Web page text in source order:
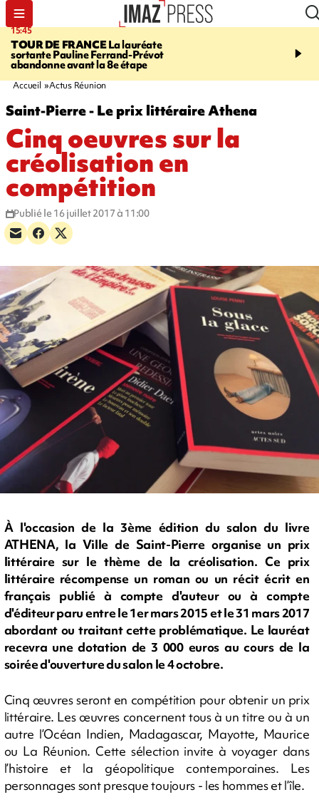
15:45
TOUR DE FRANCELa lauréate
sortante Pauline Ferrand-Prévot
abandonne avant la 8e étape
20:17
routière, concours de
Accueil Actus Réunion
Saint-Pierre - Le prix littéraire Athena
Cinq oeuvres sur la
créolisation en
compétition
Publié le 16 juillet 2017 à 11:00
À l'occasion de la 3ème édition du salon du livre
ATHENA, la Ville de Saint-Pierre organise un prix
littéraire sur le thème de la créolisation. Ce prix
littéraire récompense un roman ou un récit écrit en
français publié à compte d'auteur ou à compte
d'éditeur paru entre le 1er mars 2015 et le 31 mars 2017
abordant ou traitant cette problématique. Le lauréat
recevra une dotation de 3 000 euros au cours de la
soirée d'ouverture du salon le 4 octobre.
Cinq œuvres seront en compétition pour obtenir un prix
littéraire. Les œuvres concernent tous à un titre ou à un
autre l’Océan Indien, Madagascar, Mayotte, Maurice
ou La Réunion. Cette sélection invite à voyager dans
l’histoire et la géopolitique contemporaines. Les
personnages sont presque toujours - les hommes et l’île.